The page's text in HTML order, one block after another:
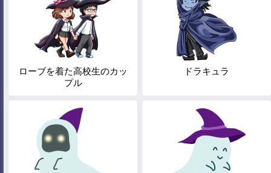
ローブを着た高校生のカッ
プル
ドラキュラ